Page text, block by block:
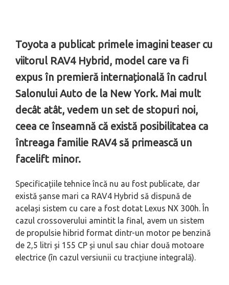
Toyota a publicat primele imagini teaser cu
viitorul RAV4 Hybrid, model care va fi
expus în premieră internațională în cadrul
Salonului Auto de la New York. Mai mult
decât atât, vedem un set de stopuri noi,
ceea ce înseamnă că există posibilitatea ca
întreaga familie RAV4 să primească un
facelift minor.
Specificațiile tehnice încă nu au fost publicate, dar
există șanse mari ca RAV4 Hybrid să dispună de
același sistem cu care a fost dotat Lexus NX 300h. În
cazul crossoverului amintit la final, avem un sistem
de propulsie hibrid format dintr-un motor pe benzină
de 2,5 litri și 155 CP și unul sau chiar două motoare
electrice (în cazul versiunii cu tracțiune integrală).